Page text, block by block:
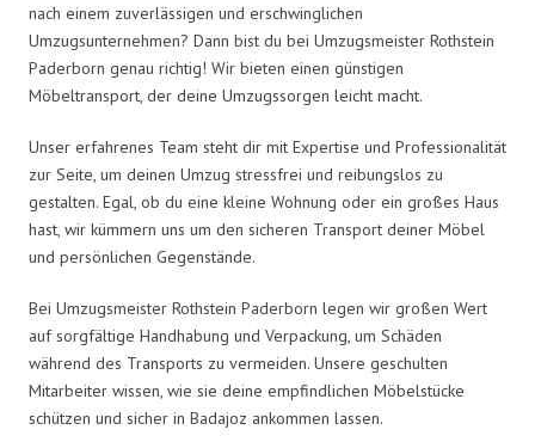
nach einem zuverlässigen und erschwinglichen
Umzugsunternehmen? Dann bist du bei Umzugsmeister Rothstein
Paderborn genau richtig! Wir bieten einen günstigen
Möbeltransport, der deine Umzugssorgen leicht macht.
Unser erfahrenes Team steht dir mit Expertise und Professionalität
zur Seite, um deinen Umzug stressfrei und reibungslos zu
gestalten. Egal, ob du eine kleine Wohnung oder ein großes Haus
hast, wir kümmern uns um den sicheren Transport deiner Möbel
und persönlichen Gegenstände.
Bei Umzugsmeister Rothstein Paderborn legen wir großen Wert
auf sorgfältige Handhabung und Verpackung, um Schäden
während des Transports zu vermeiden. Unsere geschulten
Mitarbeiter wissen, wie sie deine empfindlichen Möbelstücke
schützen und sicher in Badajoz ankommen lassen.